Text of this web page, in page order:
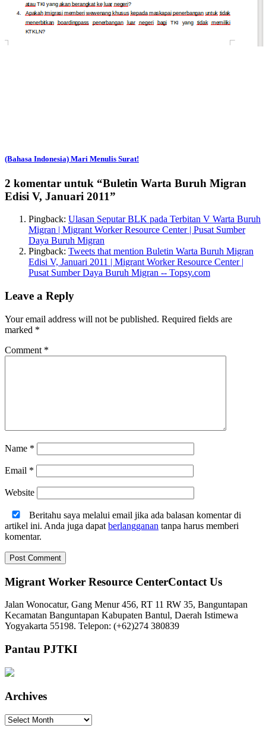
(Bahasa Indonesia) Mari Menulis Surat!
2 komentar untuk “Buletin Warta Buruh Migran
Edisi V, Januari 2011”
Pingback: Ulasan Seputar BLK pada Terbitan V Warta Buruh
Migran | Migrant Worker Resource Center | Pusat Sumber
Daya Buruh Migran
Pingback: Tweets that mention Buletin Warta Buruh Migran
Edisi V, Januari 2011 | Migrant Worker Resource Center |
Pusat Sumber Daya Buruh Migran -- Topsy.com
Leave a Reply
Your email address will not be published. Required fields are
marked *
Comment *
Name *
Email *
Website
Beritahu saya melalui email jika ada balasan komentar di
artikel ini. Anda juga dapat berlangganan tanpa harus memberi
komentar.
Migrant Worker Resource CenterContact Us
Jalan Wonocatur, Gang Menur 456, RT 11 RW 35, Banguntapan
Kecamatan Banguntapan Kabupaten Bantul, Daerah Istimewa
Yogyakarta 55198. Telepon: (+62)274 380839
Pantau PJTKI
Archives
Archives